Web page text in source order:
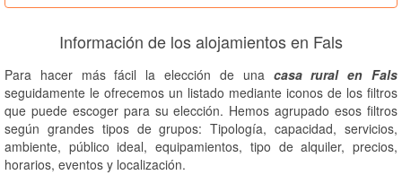
Información de los alojamientos en Fals
Para hacer más fácil la elección de una casa rural en Fals
seguidamente le ofrecemos un listado mediante iconos de los filtros
que puede escoger para su elección. Hemos agrupado esos filtros
según grandes tipos de grupos: Tipología, capacidad, servicios,
ambiente, público ideal, equipamientos, tipo de alquiler, precios,
horarios, eventos y localización.